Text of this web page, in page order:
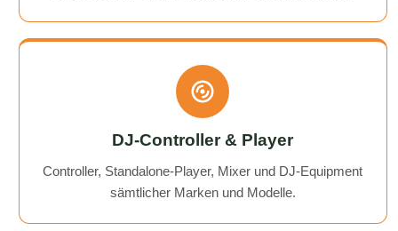
DJ-Controller & Player
Controller, Standalone-Player, Mixer und DJ-Equipment
sämtlicher Marken und Modelle.